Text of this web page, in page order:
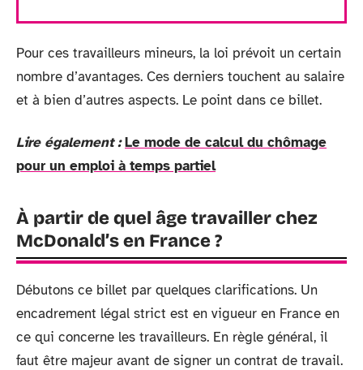
Pour ces travailleurs mineurs, la loi prévoit un certain
nombre d’avantages. Ces derniers touchent au salaire
et à bien d’autres aspects. Le point dans ce billet.
Lire également : Le mode de calcul du chômage
pour un emploi à temps partiel
À partir de quel âge travailler chez
McDonald’s en France ?
Débutons ce billet par quelques clarifications. Un
encadrement légal strict est en vigueur en France en
ce qui concerne les travailleurs. En règle général, il
faut être majeur avant de signer un contrat de travail.